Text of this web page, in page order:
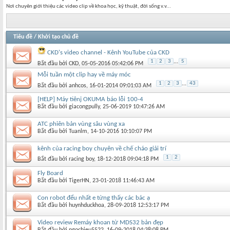
Nơi chuyên giới thiệu các video clip về khoa học, kỹ thuật, đời sống v.v...
Tiêu đề / Khởi tạo chủ đề
CKD's video channel - Kênh YouTube của CKD
Bắt đầu bởi CKD‎, 05-05-2016 05:42:06 PM 1 2 3 ... 5
Mỗi tuần một clip hay về máy móc
Bắt đầu bởi anhcos‎, 16-01-2014 09:01:03 AM 1 2 3 ... 43
[HELP] Máy tiênj OKUMA báo lỗi 100-4
Bắt đầu bởi giacongpully‎, 25-06-2019 10:47:26 AM
ATC phiên bản vùng sâu vùng xa
Bắt đầu bởi Tuanlm‎, 14-10-2016 10:10:07 PM
kênh của racing boy chuyên về chế cháo giải trí
Bắt đầu bởi racing boy‎, 18-12-2018 09:04:18 PM 1 2
Fly Board
Bắt đầu bởi TigerHN ‎, 23-01-2018 11:46:43 AM
Con robot đểu nhất e từng thấy các bác ạ
Bắt đầu bởi huynhduckhoa‎, 28-09-2018 12:53:17 PM
Video review Remáy khoan từ MDS32 bản đẹp